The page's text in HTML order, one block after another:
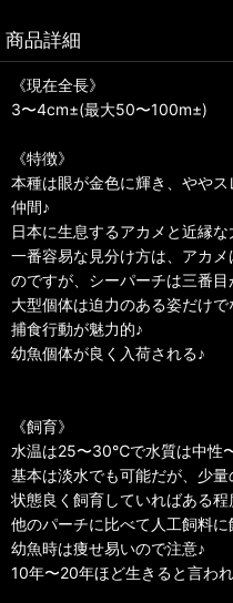
商品詳細
《現在全長》
3〜4cm±(最大50〜100m±)
《特徴》
本種は眼が金色に輝き、やや
仲間♪
日本に生息するアカメと近縁な
一番容易な見分け方は、アカ
のですが、シーパーチは三番目
大型個体は迫力のある姿だけ
捕食行動が魅力的♪
幼魚個体が良く入荷される♪
《飼育》
水温は25〜30℃で水質は中性
基本は淡水でも可能だが、少
状態良く飼育していればある
他のパーチに比べて人工飼料に
幼魚時は痩せ易いので注意♪
10年〜20年ほど生きると言わ